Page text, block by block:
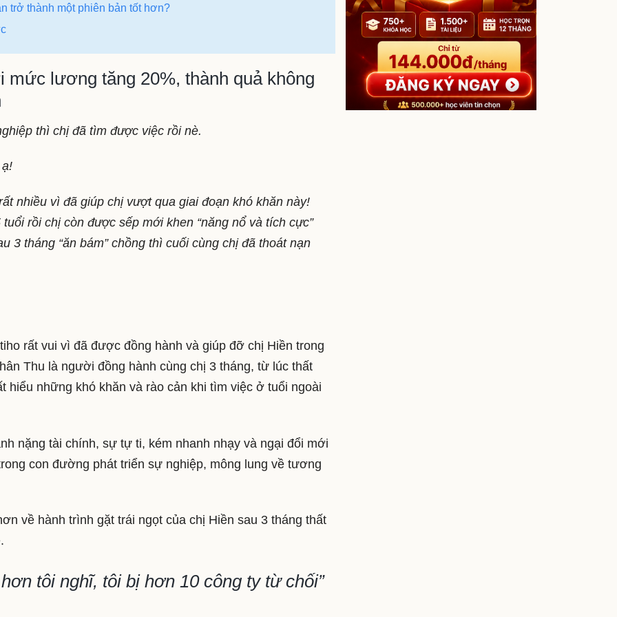
trở thành một phiên bản tốt hơn?
lương tăng 20%, thành quả không
thì chị đã tìm được việc rồi nè.
nhiều vì đã giúp chị vượt qua giai đoạn khó khăn này!
rồi chị còn được sếp mới khen “năng nổ và tích cực”
3 tháng “ăn bám” chồng thì cuối cùng chị đã thoát nạn
rất vui vì đã được đồng hành và giúp đỡ chị Hiền trong
Thu là người đồng hành cùng chị 3 tháng, từ lúc thất
hiểu những khó khăn và rào cản khi tìm việc ở tuổi ngoài
nặng tài chính, sự tự ti, kém nhanh nhạy và ngại đổi mới
con đường phát triển sự nghiệp, mông lung về tương
về hành trình gặt trái ngọt của chị Hiền sau 3 tháng thất
tôi nghĩ, tôi bị hơn 10 công ty từ chối”